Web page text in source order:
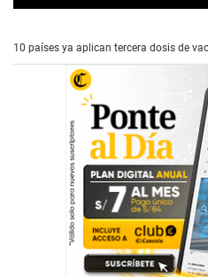
e
10 países ya aplican tercera dosis de